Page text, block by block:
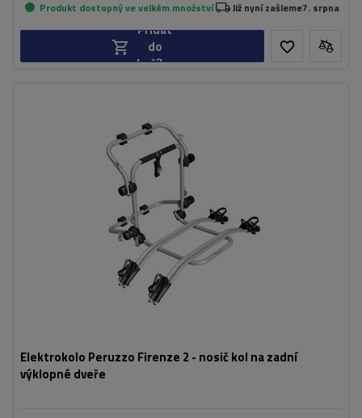
Produkt dostupný ve velkém množství Již nyní zašleme7. srpna
Přidat
do
košíku
Elektrokolo Peruzzo Firenze 2 - nosič kol na zadní
výklopné dveře
Maximální hmotnost jízdního kola:
Nosnost nosiče jízdních kol:
45 kg
kompatibilní s elektrokoly
hliníková konstrukce